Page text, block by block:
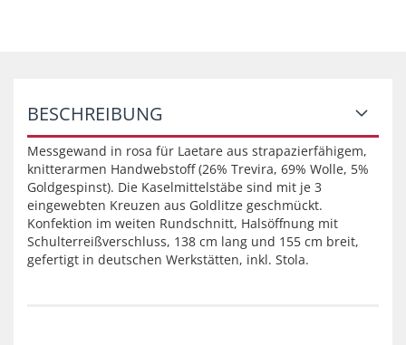
BESCHREIBUNG
Messgewand in rosa für Laetare aus strapazierfähigem,
knitterarmen Handwebstoff (26% Trevira, 69% Wolle, 5%
Goldgespinst). Die Kaselmittelstäbe sind mit je 3
eingewebten Kreuzen aus Goldlitze geschmückt.
Konfektion im weiten Rundschnitt, Halsöffnung mit
Schulterreißverschluss, 138 cm lang und 155 cm breit,
gefertigt in deutschen Werkstätten, inkl. Stola.